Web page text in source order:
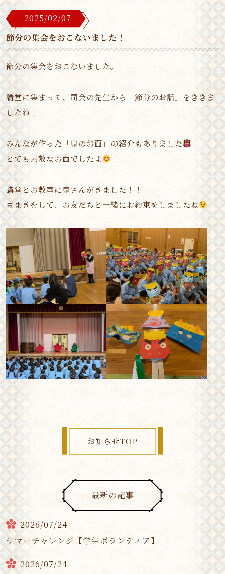
2025/02/07
節分の集会をおこないました！
節分の集会をおこないました。
講堂に集まって、司会の先生から「節分のお話」をききま
したね！
みんなが作った「鬼のお面」の紹介もありました
とても素敵なお面でしたよ
講堂とお教室に鬼さんがきました！！
豆まきをして、お友だちと一緒にお約束をしましたね
お知らせTOP
最新の記事
2026/07/24
サマーチャレンジ【学生ボランティア】
2026/07/24